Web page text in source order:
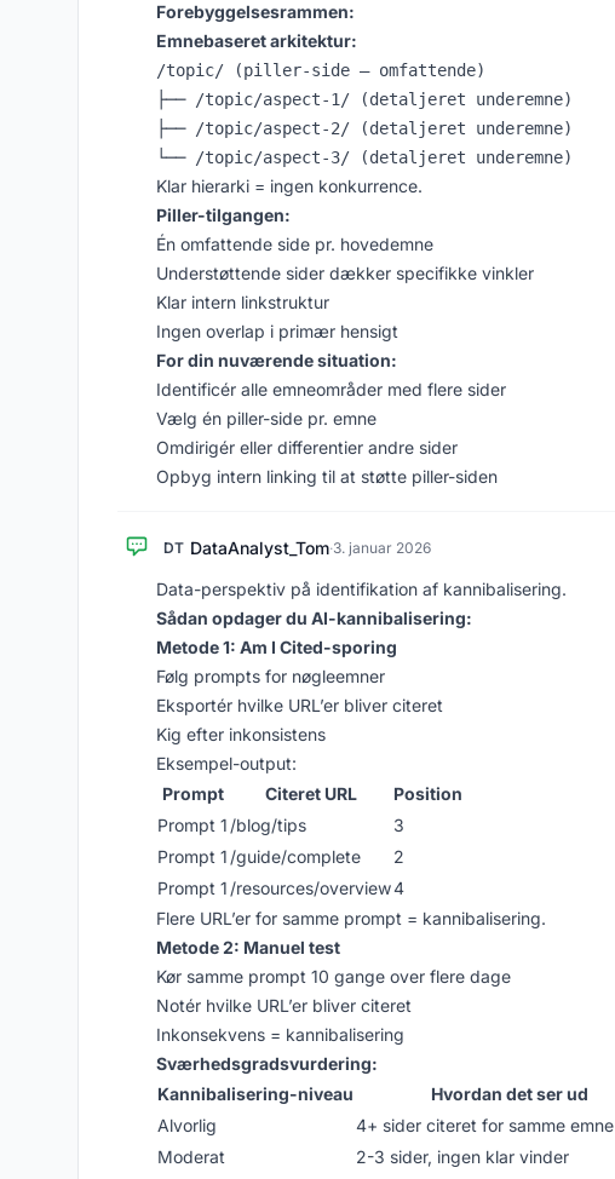
Forebyggelsesrammen:
Emnebaseret arkitektur:
/topic/ (piller-side – omfattende)
├── /topic/aspect-1/ (detaljeret underemne)
├── /topic/aspect-2/ (detaljeret underemne)
Klar hierarki = ingen konkurrence.
Piller-tilgangen:
Én omfattende side pr. hovedemne
Understøttende sider dækker specifikke vinkler
Klar intern linkstruktur
Ingen overlap i primær hensigt
For din nuværende situation:
Identificér alle emneområder med flere sider
Vælg én piller-side pr. emne
Omdirigér eller differentier andre sider
Opbyg intern linking til at støtte piller-siden
DT DataAnalyst_Tom·3. januar 2026
Data-perspektiv på identifikation af kannibalisering.
Sådan opdager du AI-kannibalisering:
Metode 1: Am I Cited-sporing
Følg prompts for nøgleemner
Eksportér hvilke URL’er bliver citeret
Kig efter inkonsistens
Eksempel-output:
Prompt
Citeret URL
Position
Prompt 1 /blog/tips
3
Prompt 1 /guide/complete
2
Prompt 1 /resources/overview4
Flere URL’er for samme prompt = kannibalisering.
Metode 2: Manuel test
Kør samme prompt 10 gange over flere dage
Notér hvilke URL’er bliver citeret
Inkonsekvens = kannibalisering
Sværhedsgradsvurdering:
Kannibalisering-niveau
Hvordan det ser ud
Alvorlig
4+ sider citeret for samme emne
Moderat
2-3 sider, ingen klar vinder